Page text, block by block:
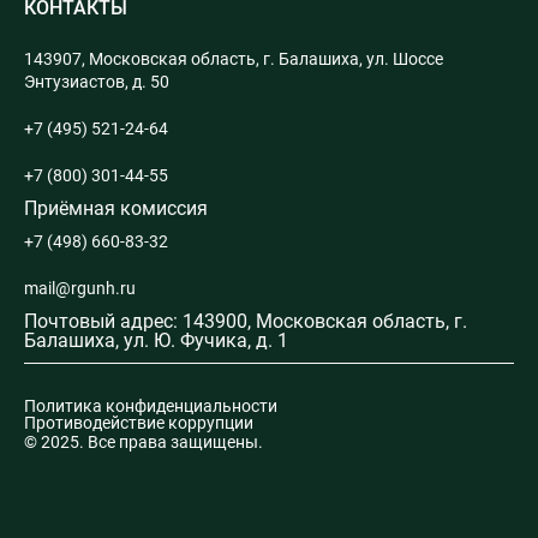
КОНТАКТЫ
143907, Московская область, г. Балашиха, ул. Шоссе
Энтузиастов, д. 50
+7 (495) 521-24-64
+7 (800) 301-44-55
Приёмная комиссия
+7 (498) 660-83-32
mail@rgunh.ru
Почтовый адрес: 143900, Московская область, г.
Балашиха, ул. Ю. Фучика, д. 1
© 2025. Все права защищены.
Политика конфиденциальности
Противодействие коррупции